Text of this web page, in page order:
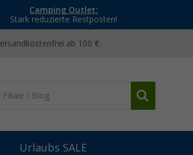
Camping Outlet:
Stark reduzierte Restposten!
ab 100 €
Urlaubs SALE